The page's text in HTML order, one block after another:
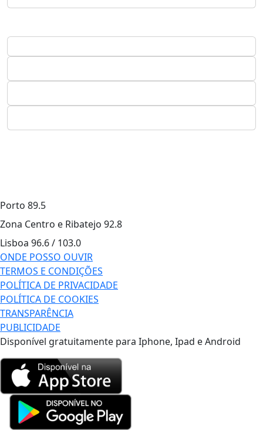
Porto 89.5
Zona Centro e Ribatejo 92.8
Lisboa 96.6 / 103.0
ONDE POSSO OUVIR
TERMOS E CONDIÇÕES
POLÍTICA DE PRIVACIDADE
POLÍTICA DE COOKIES
TRANSPARÊNCIA
PUBLICIDADE
Disponível gratuitamente para Iphone, Ipad e Android